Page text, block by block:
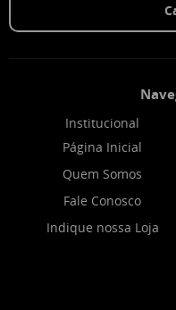
Institucional
Página Inicial
Quem Somos
Fale Conosco
Indique nossa Loja